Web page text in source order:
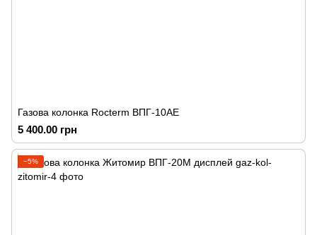
Газова колонка Rocterm ВПГ-10АЕ
5 400.00 грн
−5%